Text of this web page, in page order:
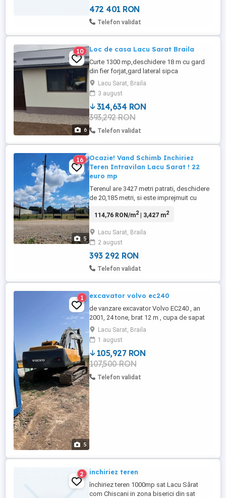
472 401 RON
Telefon validat
6
10 Loc de casa Lacu Sarat Braila
Curte 1300 mp,deschidere 18 m cu gard
din fier forjat,gard lateral sipca
metalica(30m liniar) si plasa
bordurata(32m liniar), apa in curte,curent
electric 380 v,magazie 6x4 acoperis
lindab,usa si geam termopan,la exterior
polistiren 100mm,pomi fructiferi si vie in
gradina.
Lacu Sarat, Braila
3 august
314,634 RON
393,292 RON
Telefon validat
5
16
Ocazie! Vand Schimb Inchiriez
Teren Intravilan Lacu Sarat ! 22
euro mp
Terenul are 3427 metri patrati, deschidere
de 20,185 metri, si este imprejmuit cu
acces foarte bun si toate utilitatile (camin
canalizare la poarta, stalp cu electricitate
la poarta, teava de gaze la un metru de
gard). Terenul ...
114,76 RON/m2| 3,427 m2
Lacu Sarat, Braila
2 august
393 292 RON
Telefon validat
5
1 excavator volvo ec240
de vanzare excavator Volvo EC240 , an
2001, 24 tone, brat 12 m , cupa de sapat
1.6mc. Se emite factura .
Lacu Sarat, Braila
1 august
105,927 RON
107,500 RON
Telefon validat
2 inchiriez teren
închiriez teren 1000mp sat Lacu Sărat
com Chiscani in zona biserici din sat